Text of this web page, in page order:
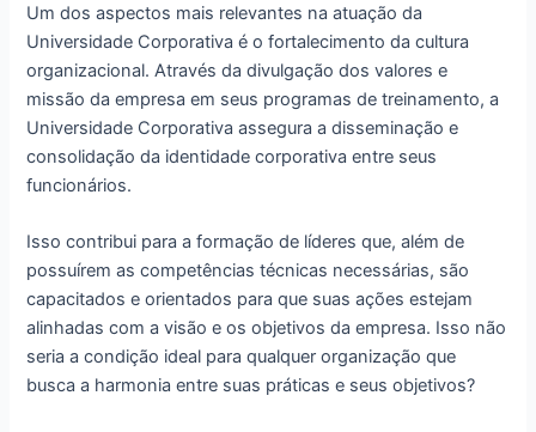
Um dos aspectos mais relevantes na atuação da
Universidade Corporativa é o fortalecimento da cultura
organizacional. Através da divulgação dos valores e
missão da empresa em seus programas de treinamento, a
Universidade Corporativa assegura a disseminação e
consolidação da identidade corporativa entre seus
funcionários.
Isso contribui para a formação de líderes que, além de
possuírem as competências técnicas necessárias, são
capacitados e orientados para que suas ações estejam
alinhadas com a visão e os objetivos da empresa. Isso não
seria a condição ideal para qualquer organização que
busca a harmonia entre suas práticas e seus objetivos?